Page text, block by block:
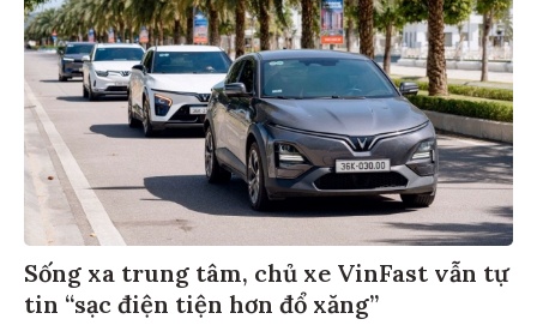
Sống xa trung tâm, chủ xe VinFast vẫn tự
tin “sạc điện tiện hơn đổ xăng”